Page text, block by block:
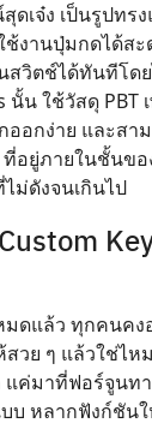
เจ๋ง เป็นรูปทร
งานปุ่มกดได้ส
สวิตช์ได้ทันทีโด
นั้น ใช้วัสดุ PBT
อกง่าย และสา
ที่อยู่ภายในชั้นข
ม่ดังจนเกินไป
ดแล้ว ทุกคนคง
วย ๆ แล้วใช่ไห
แค่มาที่ฟอร์จูนท
บ หลากฟังก์ชัน